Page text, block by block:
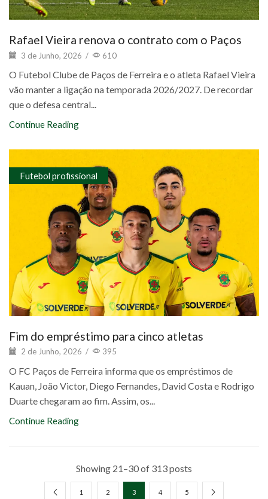
Rafael Vieira renova o contrato com o Paços
3 de Junho, 2026 / 610
O Futebol Clube de Paços de Ferreira e o atleta Rafael Vieira
vão manter a ligação na temporada 2026/2027. De recordar
que o defesa central...
Continue Reading
Futebol profissional
Fim do empréstimo para cinco atletas
2 de Junho, 2026 / 395
O FC Paços de Ferreira informa que os empréstimos de
Kauan, João Victor, Diego Fernandes, David Costa e Rodrigo
Duarte chegaram ao fim. Assim, os...
Continue Reading
Showing 21–30 of 313 posts
1 2 3 4 5